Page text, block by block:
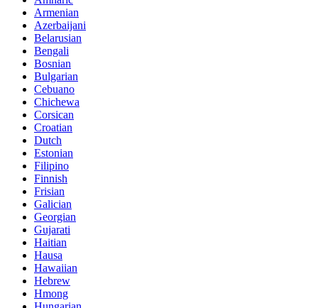
Armenian
Azerbaijani
Belarusian
Bengali
Bosnian
Bulgarian
Cebuano
Chichewa
Corsican
Croatian
Dutch
Estonian
Filipino
Finnish
Frisian
Galician
Georgian
Gujarati
Haitian
Hausa
Hawaiian
Hebrew
Hmong